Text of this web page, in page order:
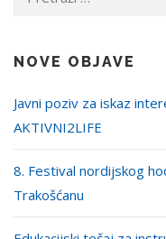
NOVE OBJAVE
Javni poziv za iskaz
AKTIVNI2LIFE
8. Festival nordijskog
Trakošćanu